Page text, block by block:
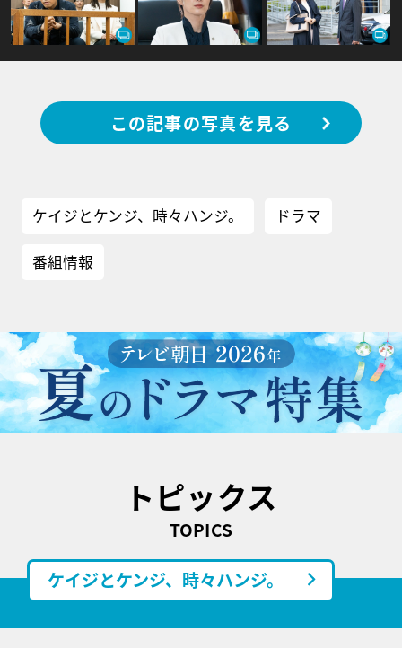
この記事の写真を見る
ケイジとケンジ、時々ハンジ。 ドラマ
番組情報
トピックス
TOPICS
ケイジとケンジ、時々ハンジ。